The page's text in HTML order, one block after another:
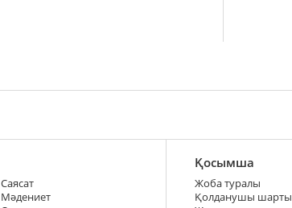
Саясат
Мәдениет
Қосымша
Жоба туралы
Қолданушы шарты